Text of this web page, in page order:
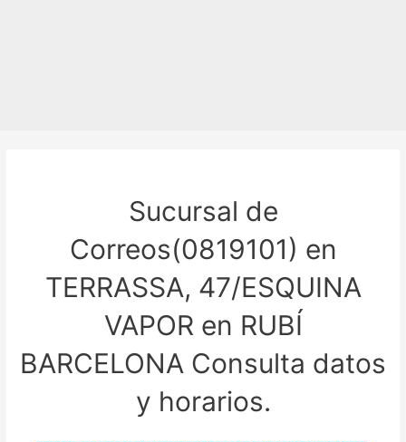
Sucursal de
Correos(0819101) en
TERRASSA, 47/ESQUINA
VAPOR en RUBÍ
BARCELONA Consulta datos
y horarios.